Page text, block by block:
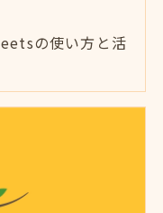
の使い方と活